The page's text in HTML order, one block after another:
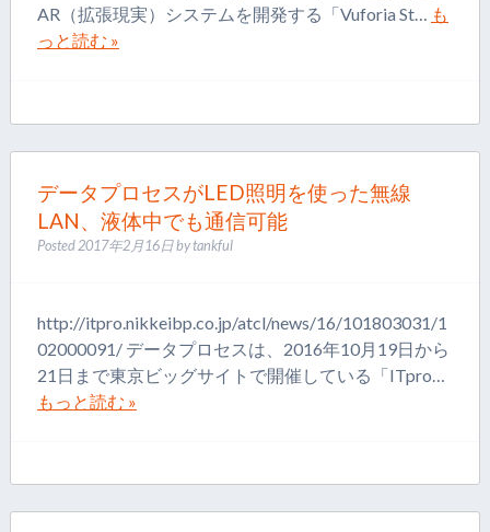
AR（拡張現実）システムを開発する「Vuforia St… も
っと読む »
データプロセスがLED照明を使った無線
LAN、液体中でも通信可能
Posted2017年2月16日bytankful
http://itpro.nikkeibp.co.jp/atcl/news/16/101803031/1
02000091/ データプロセスは、2016年10月19日から
21日まで東京ビッグサイトで開催している「ITpro…
もっと読む »